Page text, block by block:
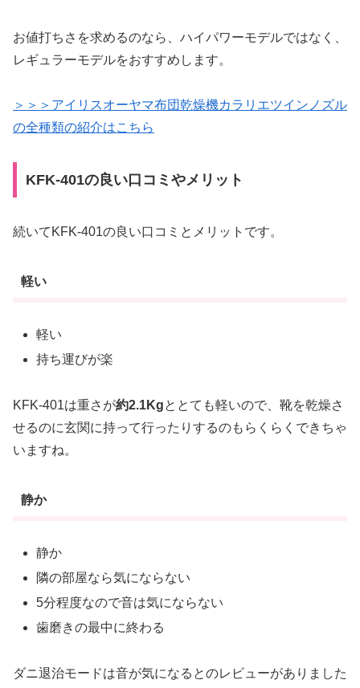
お値打ちさを求めるのなら、ハイパワーモデルではなく、
レギュラーモデルをおすすめします。
＞＞＞アイリスオーヤマ布団乾燥機カラリエツインノズル
の全種類の紹介はこちら
KFK-401の良い口コミやメリット
続いてKFK-401の良い口コミとメリットです。
軽い
軽い
持ち運びが楽
KFK-401は重さが約2.1Kgととても軽いので、靴を乾燥さ
せるのに玄関に持って行ったりするのもらくらくできちゃ
いますね。
静か
静か
隣の部屋なら気にならない
5分程度なので音は気にならない
歯磨きの最中に終わる
ダニ退治モードは音が気になるとのレビューがありました